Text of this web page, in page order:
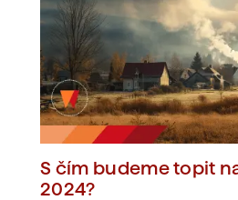
S čím budeme topit
2024?